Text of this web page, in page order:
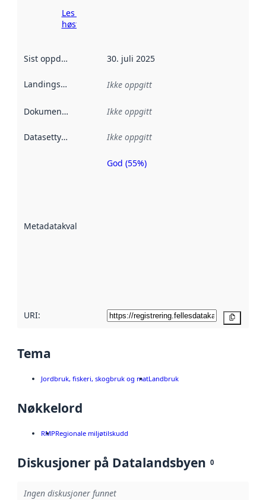
Les mer om
høsting her
Sist oppdatert 30. juli 2025
Landingsside Ikke oppgitt
Dokumentasjon Ikke oppgitt
Datasettype Ikke oppgitt
Metadatakvalitet
Metadatakvalitet
God (55%)
URI:
Tema
Jordbruk, fiskeri, skogbruk og matLandbruk
Nøkkelord
RMPRegionale miljøtilskudd
Diskusjoner på Datalandsbyen 0
Ingen diskusjoner funnet